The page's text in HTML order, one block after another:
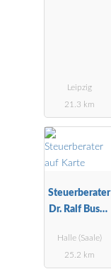
Leipzig
21.3 km
Steuerberater
Dr. Ralf Busse
für
International
Halle (Saale)
25.2 km